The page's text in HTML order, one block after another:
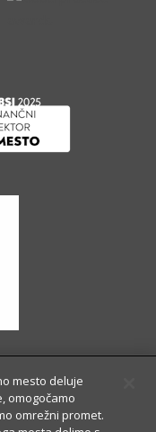
mesto deluje
omogočamo
omrežni promet.